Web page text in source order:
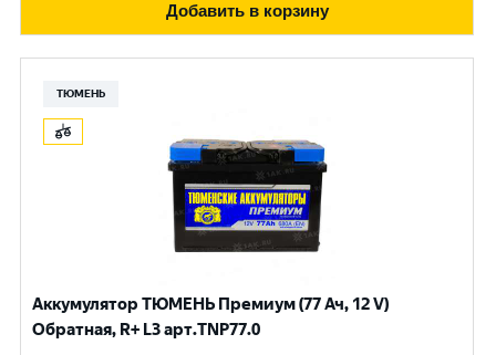
Добавить в корзину
ТЮМЕНЬ
Аккумулятор ТЮМЕНЬ Премиум (77 Ач, 12 V)
Обратная, R+ L3 арт.TNP77.0